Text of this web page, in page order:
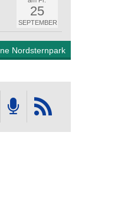
25
SEPTEMBER
Nordsternpark